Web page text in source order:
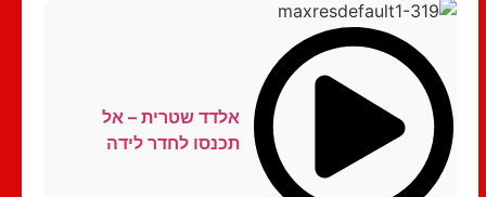
אלדד שטרית – אל
תכנסו לחדר לידה